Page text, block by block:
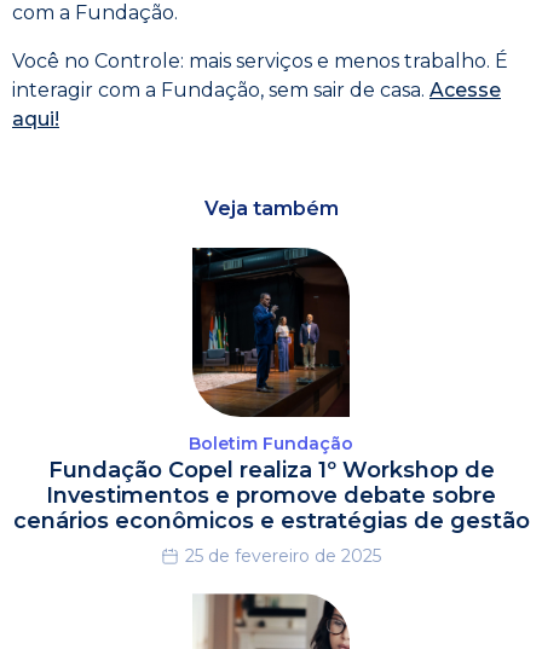
com a Fundação.
Você no Controle: mais serviços e menos trabalho. É
interagir com a Fundação, sem sair de casa. Acesse
aqui!
Veja também
Boletim Fundação
Fundação Copel realiza 1º Workshop de
Investimentos e promove debate sobre
cenários econômicos e estratégias de gestão
25 de fevereiro de 2025